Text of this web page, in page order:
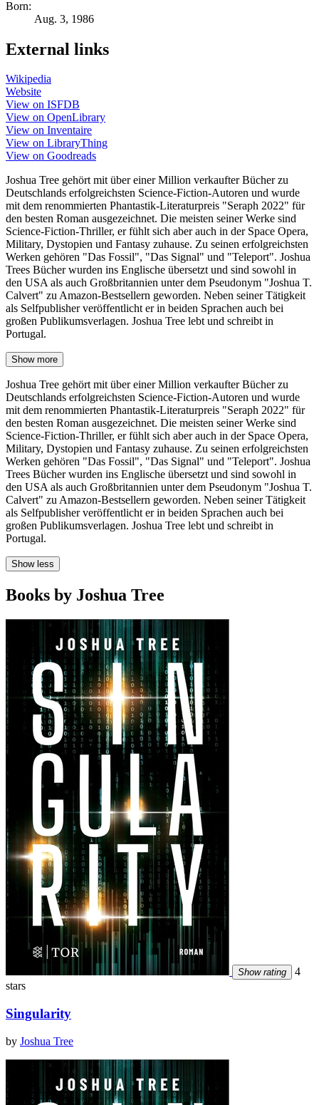
Born:
Aug. 3, 1986
External links
Wikipedia
Website
View on ISFDB
View on OpenLibrary
View on Inventaire
View on LibraryThing
View on Goodreads
Joshua Tree gehört mit über einer Million verkaufter Bücher zu
Deutschlands erfolgreichsten Science-Fiction-Autoren und wurde
mit dem renommierten Phantastik-Literaturpreis "Seraph 2022" für
den besten Roman ausgezeichnet. Die meisten seiner Werke sind
Science-Fiction-Thriller, er fühlt sich aber auch in der Space Opera,
Military, Dystopien und Fantasy zuhause. Zu seinen erfolgreichsten
Werken gehören "Das Fossil", "Das Signal" und "Teleport". Joshua
Trees Bücher wurden ins Englische übersetzt und sind sowohl in
den USA als auch Großbritannien unter dem Pseudonym "Joshua T.
Calvert" zu Amazon-Bestsellern geworden. Neben seiner Tätigkeit
als Selfpublisher veröffentlicht er in beiden Sprachen auch bei
großen Publikumsverlagen. Joshua Tree lebt und schreibt in
Portugal.
Show more
Joshua Tree gehört mit über einer Million verkaufter Bücher zu
Deutschlands erfolgreichsten Science-Fiction-Autoren und wurde
mit dem renommierten Phantastik-Literaturpreis "Seraph 2022" für
den besten Roman ausgezeichnet. Die meisten seiner Werke sind
Science-Fiction-Thriller, er fühlt sich aber auch in der Space Opera,
Military, Dystopien und Fantasy zuhause. Zu seinen erfolgreichsten
Werken gehören "Das Fossil", "Das Signal" und "Teleport". Joshua
Trees Bücher wurden ins Englische übersetzt und sind sowohl in
den USA als auch Großbritannien unter dem Pseudonym "Joshua T.
Calvert" zu Amazon-Bestsellern geworden. Neben seiner Tätigkeit
als Selfpublisher veröffentlicht er in beiden Sprachen auch bei
großen Publikumsverlagen. Joshua Tree lebt und schreibt in
Portugal.
Show less
Books by Joshua Tree
Show rating
4
stars
Singularity
by Joshua Tree